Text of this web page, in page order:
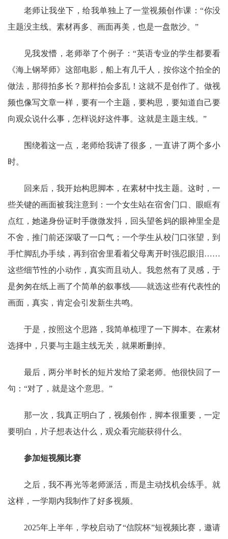
老师让我坐下，给我单独上了一堂视频创作课：“你没
主题没主线。素材再多、画面再美，也是一盘散沙。”
见我发懵，老师举了个例子：“英语专业的学生都要看
《海上钢琴师》这部电影，船上有几千人，按你这个拍全的
做法，那得拍多长？那样拍会多乱！这就不是创作了。做视
频也像写文章一样，要有一个主题，要构思，要知道自己要
向观众说什么事，怎样说好这件事。这就是主题主线。”
围绕着这一点，老师给我讲了很多，一直讲了两个多小
时。
回来后，我开始构思脚本，在素材中找主题。这时，一
些关键的画面被我注意到：一个女生站在宿舍门口、眼眶有
点红，她递身份证时手微微发抖，回头望爸妈的眼神里全是
不舍，推门前还深吸了一口气；一个学生从校门口张望，到
手忙脚乱办手续，再到宿舍里看着父母离开时强忍眼泪……
这些细节性的小动作，真实而且动人。我忽然有了灵感，于
是匆匆在纸上画了个简单的叙事线——就选这些有代表性的
画面，真实，肯定会引发新生共鸣。
于是，按照这个思路，我简单梳理了一下脚本。在素材
选择中，只要与主题主线无关，就果断删掉。
最后，两分半时长的短片发给了梁老师。他很快回了一
句： “对了，就是这个意思。”
那一次，我真正明白了，视频创作，脚本很重要，一定
要明白，片子想表达什么，观众看完能获得什么。
参加短视频比赛
之后，我不再光等老师派活，而是主动找机会练手。就
这样，一学期内我制作了好多视频。
2025年上半年，学校启动了“信院杯”短视频比赛，邀请